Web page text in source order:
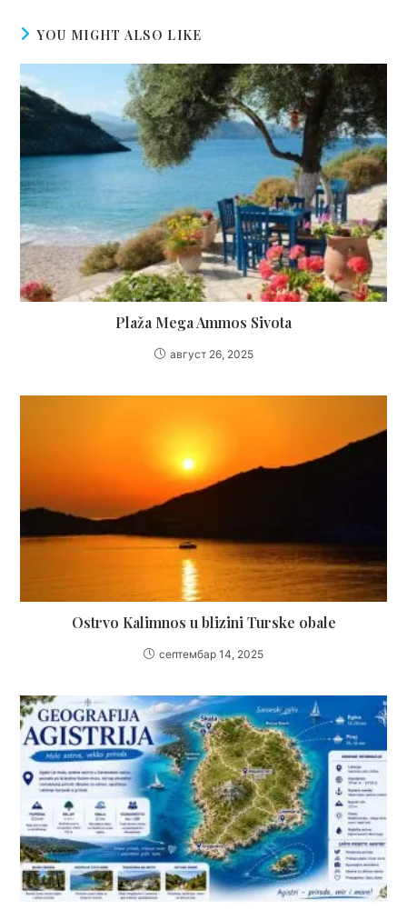
YOU MIGHT ALSO LIKE
Plaža Mega Ammos Sivota
август 26, 2025
Ostrvo Kalimnos u blizini Turske obale
септембар 14, 2025